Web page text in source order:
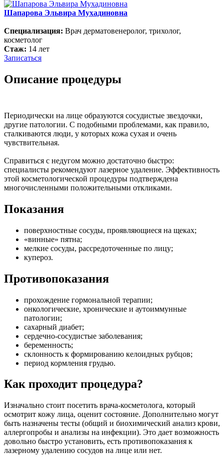
Шапарова Эльвира Мухадиновна
Специализация: Врач дерматовенеролог, трихолог,
косметолог
Стаж: 14 лет
Записаться
Описание процедуры
Периодически на лице образуются сосудистые звездочки,
другие патологии. С подобными проблемами, как правило,
сталкиваются люди, у которых кожа сухая и очень
чувствительная.
Справиться с недугом можно достаточно быстро:
специалисты рекомендуют лазерное удаление. Эффективность
этой косметологической процедуры подтверждена
многочисленными положительными откликами.
Показания
поверхностные сосуды, проявляющиеся на щеках;
«винные» пятна;
мелкие сосуды, рассредоточенные по лицу;
купероз.
Противопоказания
прохождение гормональной терапии;
онкологические, хронические и аутоиммунные
патологии;
сахарный диабет;
сердечно-сосудистые заболевания;
беременность;
склонность к формированию келоидных рубцов;
период кормления грудью.
Как проходит процедура?
Изначально стоит посетить врача-косметолога, который
осмотрит кожу лица, оценит состояние. Дополнительно могут
быть назначены тесты (общий и биохимический анализ крови,
аллергопробы и анализы на инфекции). Это дает возможность
довольно быстро установить, есть противопоказания к
лазерному удалению сосудов на лице или нет.